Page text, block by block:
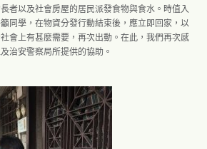
者以及社會房屋的居民派發食物與食水。時值入
同學，在物資分發行動結束後，應立即回家，以
會上有甚麼需要，再次出動。在此，我們再次感
治安警察局所提供的協助。